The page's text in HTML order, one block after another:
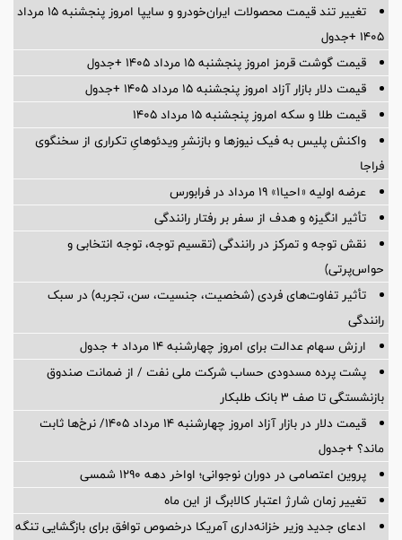
تغییر تند قیمت محصولات ایران‌خودرو و سایپا امروز پنجشنبه ۱۵ مرداد
۱۴۰۵ +جدول
قیمت گوشت قرمز امروز پنجشنبه ۱۵ مرداد ۱۴۰۵ +جدول
قیمت دلار بازار آزاد امروز پنجشنبه ۱۵ مرداد ۱۴۰۵ +جدول
قیمت طلا و سکه امروز پنجشنبه ۱۵ مرداد ۱۴۰۵
واکنش پلیس به فیک نیوزها و بازنشرِ ویدئوهایِ تکراری از سخنگوی
فراجا
عرضه اولیه «احیا۱» ۱۹ مرداد در فرابورس
تأثیر انگیزه و هدف از سفر بر رفتار رانندگی
نقش توجه و تمرکز در رانندگی (تقسیم توجه، توجه انتخابی و
حواس‌پرتی)
تأثیر تفاوت‌های فردی (شخصیت، جنسیت، سن، تجربه) در سبک
رانندگی
ارزش سهام عدالت برای امروز چهارشنبه ۱۴ مرداد + جدول
پشت پرده‌ مسدودی حساب شرکت ملی نفت / از ضمانت صندوق
بازنشستگی تا صف ۳ بانک طلبکار
قیمت دلار در بازار آزاد امروز چهارشنبه ۱۴ مرداد ۱۴۰۵/ نرخ‌ها ثابت
ماند؟ +جدول
پروین اعتصامی در دوران نوجوانی؛ اواخر دهه ۱۲۹۰ شمسی
تغییر زمان شارژ اعتبار کالابرگ از این ماه
ادعای جدید وزیر خزانه‌داری آمریکا درخصوص توافق برای بازگشایی تنگه